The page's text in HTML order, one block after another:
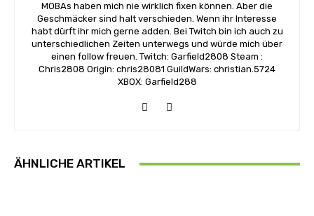
MOBAs haben mich nie wirklich fixen können. Aber die
Geschmäcker sind halt verschieden. Wenn ihr Interesse
habt dürft ihr mich gerne adden. Bei Twitch bin ich auch zu
unterschiedlichen Zeiten unterwegs und würde mich über
einen follow freuen. Twitch: Garfield2808 Steam :
Chris2808 Origin: chris28081 GuildWars: christian.5724
XBOX: Garfield288
ÄHNLICHE ARTIKEL